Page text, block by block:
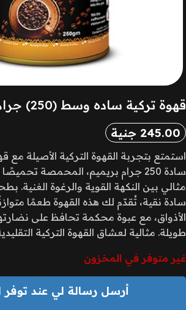
قهوة تركية ساده وسط (250) جرام بريميم
245.00 جنية
استمتع بتجربة القهوة التركية الأصيلة
سادة 250 جرام بريميم، المحمصة
مثالي بين النكهة القوية والرغوة الغنية.
سادة نقية، تُقدّم لك هذه القهوة طعمًا
الأذواق، مع عبوة محكمة تحافظ على
طويلة. مثالية لعشاق القهوة التركية
غير متوفر في المخزون
أرسل رسالة لي عند توفر